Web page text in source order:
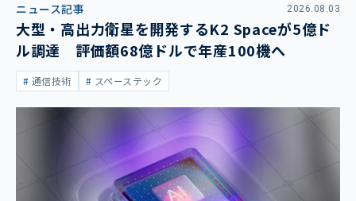
ニュース記事 2026.08.03
大型・高出力衛星を開発するK2 Spaceが5億ド
ル調達 評価額68億ドルで年産100機へ
通信技術 スペーステック